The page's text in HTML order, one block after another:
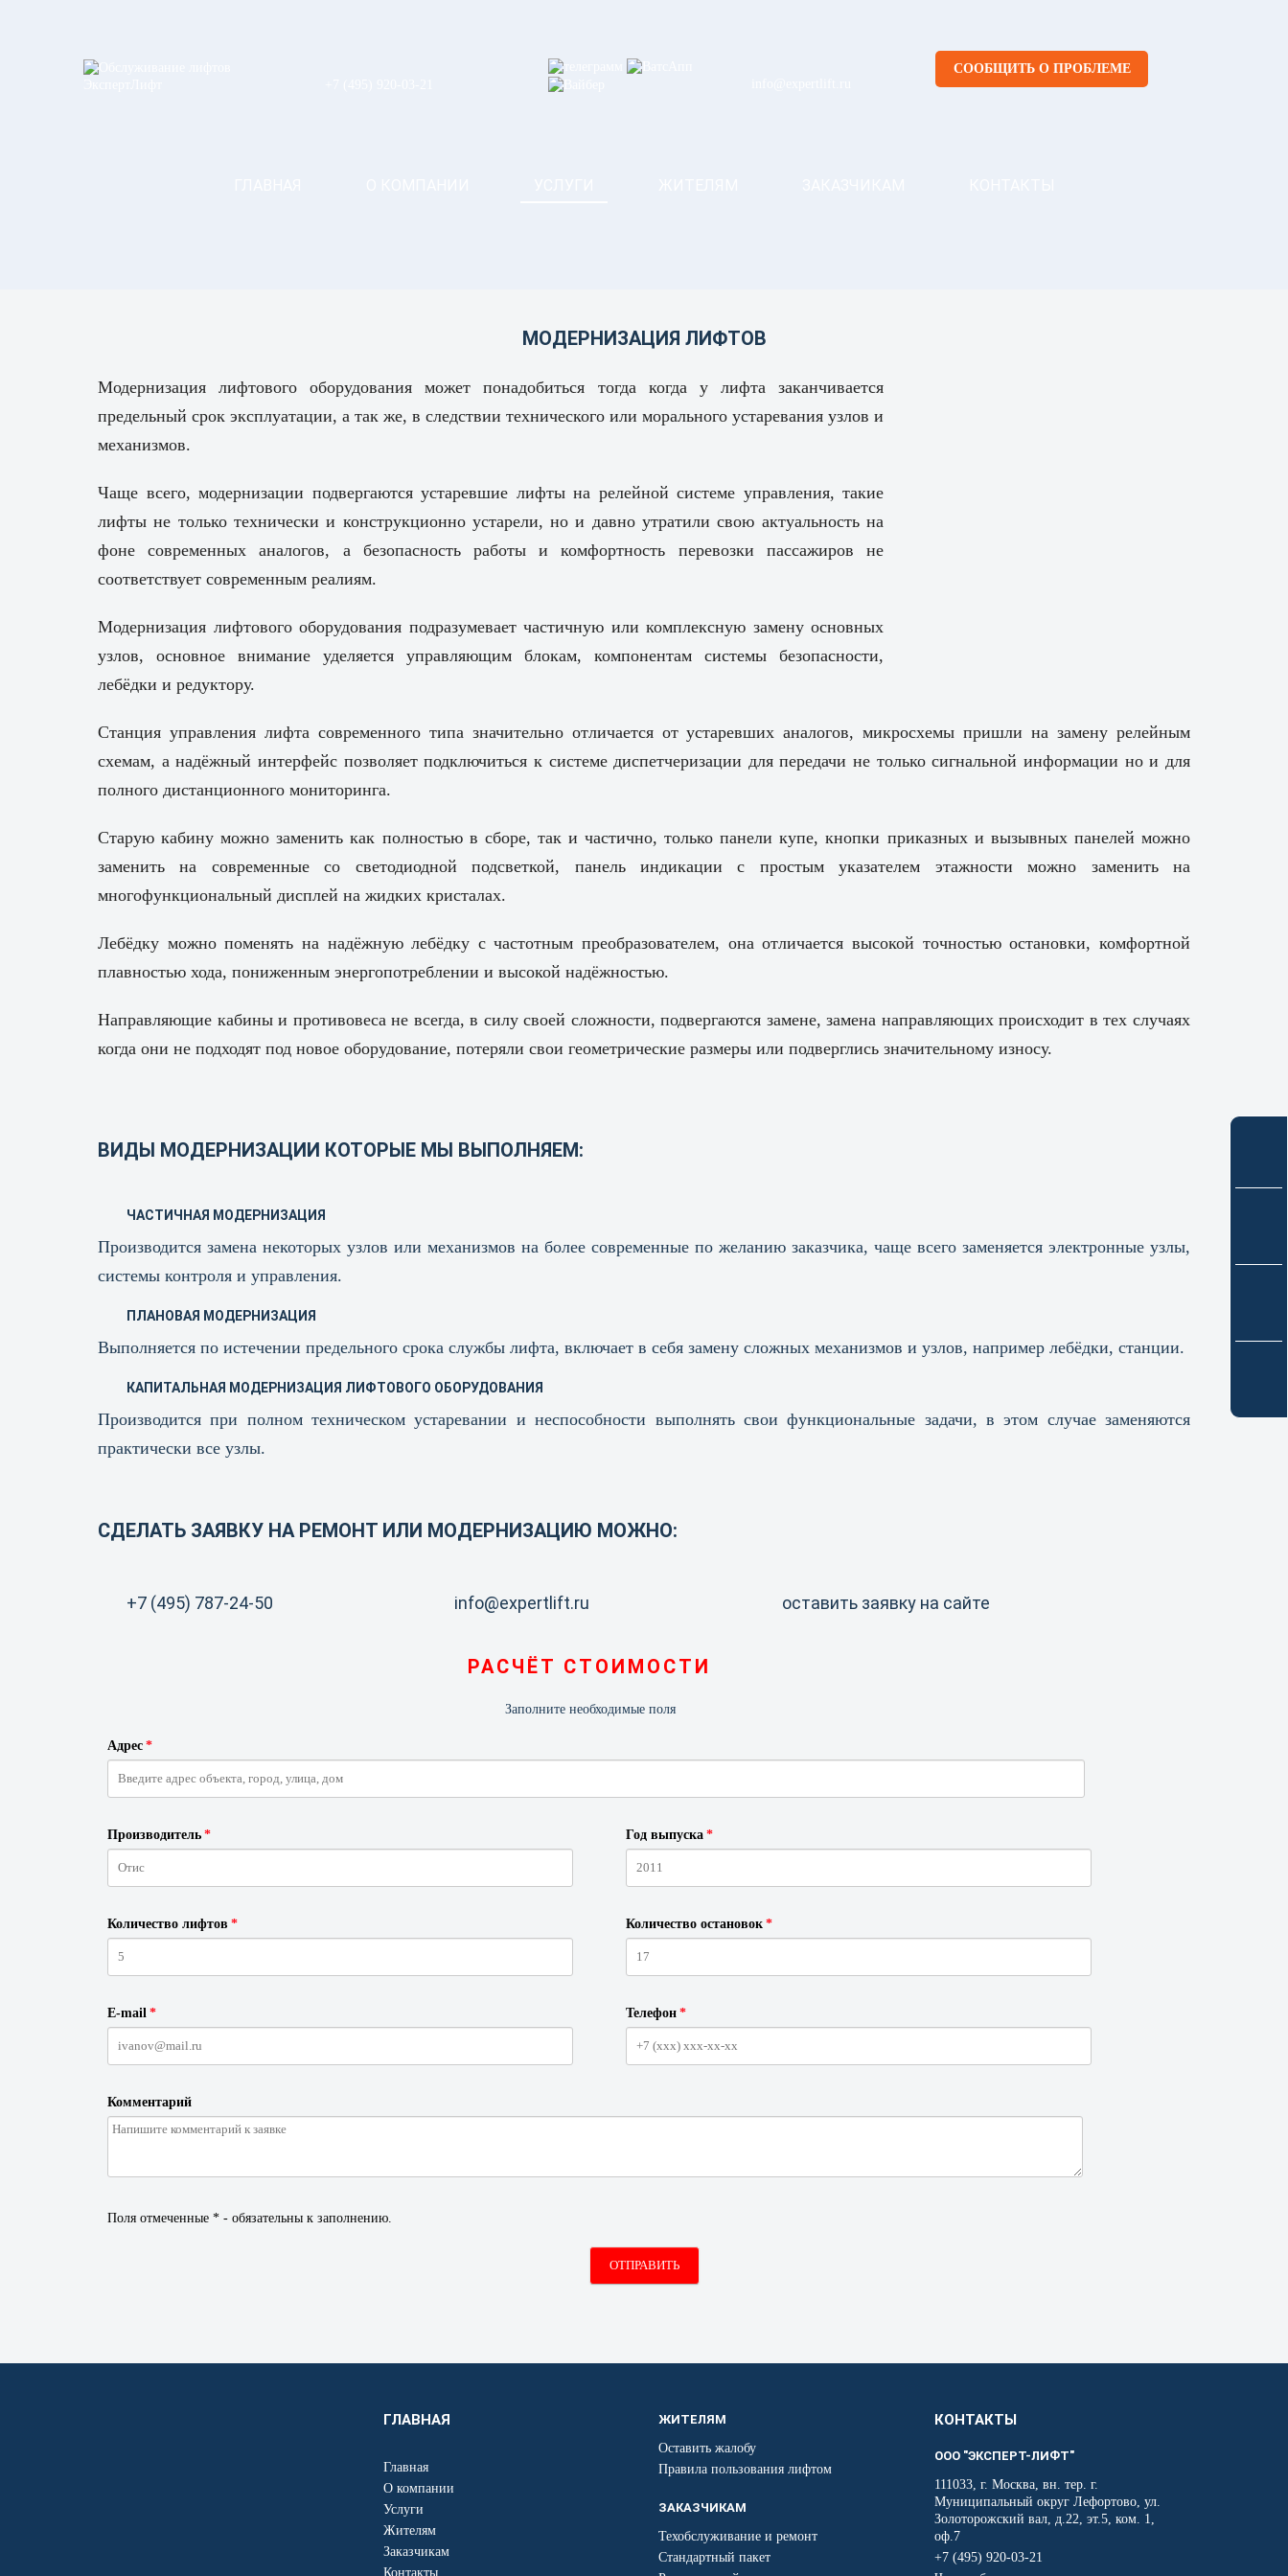
СООБЩИТЬ О ПРОБЛЕМЕ
МОДЕРНИЗАЦИЯ ЛИФТОВ
Модернизация лифтового оборудования может понадобиться тогда когда у лифта заканчивается
предельный срок эксплуатации, а так же, в следствии технического или морального устаревания узлов и
механизмов.
Чаще всего, модернизации подвергаются устаревшие лифты на релейной системе управления, такие
лифты не только технически и конструкционно устарели, но и давно утратили свою актуальность на
фоне современных аналогов, а безопасность работы и комфортность перевозки пассажиров не
соответствует современным реалиям.
Модернизация лифтового оборудования подразумевает частичную или комплексную замену основных
узлов, основное внимание уделяется управляющим блокам, компонентам системы безопасности,
лебёдки и редуктору.
Станция управления лифта современного типа значительно отличается от устаревших аналогов, микросхемы пришли на замену релейным
схемам, а надёжный интерфейс позволяет подключиться к системе диспетчеризации для передачи не только сигнальной информации но и для
полного дистанционного мониторинга.
Старую кабину можно заменить как полностью в сборе, так и частично, только панели купе, кнопки приказных и вызывных панелей можно
заменить на современные со светодиодной подсветкой, панель индикации с простым указателем этажности можно заменить на
многофункциональный дисплей на жидких кристалах.
Лебёдку можно поменять на надёжную лебёдку с частотным преобразователем, она отличается высокой точностью остановки, комфортной
плавностью хода, пониженным энергопотреблении и высокой надёжностью.
Направляющие кабины и противовеса не всегда, в силу своей сложности, подвергаются замене, замена направляющих происходит в тех случаях
когда они не подходят под новое оборудование, потеряли свои геометрические размеры или подверглись значительному износу.
ВИДЫ МОДЕРНИЗАЦИИ КОТОРЫЕ МЫ ВЫПОЛНЯЕМ:
ЧАСТИЧНАЯ МОДЕРНИЗАЦИЯ
Производится замена некоторых узлов или механизмов на более современные по желанию заказчика, чаще всего заменяется электронные узлы,
системы контроля и управления.
ПЛАНОВАЯ МОДЕРНИЗАЦИЯ
Выполняется по истечении предельного срока службы лифта, включает в себя замену сложных механизмов и узлов, например лебёдки, станции.
КАПИТАЛЬНАЯ МОДЕРНИЗАЦИЯ ЛИФТОВОГО ОБОРУДОВАНИЯ
Производится при полном техническом устаревании и неспособности выполнять свои функциональные задачи, в этом случае заменяются
практически все узлы.
СДЕЛАТЬ ЗАЯВКУ НА РЕМОНТ ИЛИ МОДЕРНИЗАЦИЮ МОЖНО:
+7 (495) 787-24-50 info@expertlift.ru оставить заявку на сайте
РАСЧЁТ СТОИМОСТИ
Заполните необходимые поля
Адрес *
Производитель * Год выпуска *
Количество лифтов * Количество остановок *
E-mail * Телефон *
Комментарий
Поля отмеченные * - обязательны к заполнению.
ОТПРАВИТЬ
ГЛАВНАЯ
Главная
О компании
Услуги
Жителям
Заказчикам
Контакты
ЖИТЕЛЯМ
Оставить жалобу
Правила пользования лифтом
ЗАКАЗЧИКАМ
Техобслуживание и ремонт
Стандартный пакет
КОНТАКТЫ
ООО "ЭКСПЕРТ-ЛИФТ"
111033, г. Москва, вн. тер. г.
Муниципальный округ Лефортово, ул.
Золоторожский вал, д.22, эт.5, ком. 1,
оф.7
+7 (495) 920-03-21